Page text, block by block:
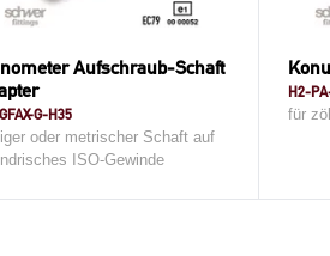
Aufschraub-Schaft
G-H35
oder metrischer Schaft auf
ISO-Gewinde
H2-
für